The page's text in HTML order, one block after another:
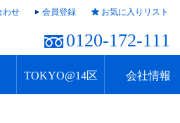
わせ 会員登録 お気に入りリスト
0120-172-111
リー
ール
TOKYO@14区 会社情報